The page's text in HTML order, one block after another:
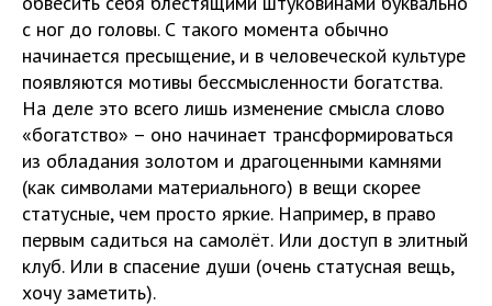
с ног до головы. С такого момента обычно
начинается пресыщение, и в человеческой культуре
появляются мотивы бессмысленности богатства.
На деле это всего лишь изменение смысла слово
«богатство» – оно начинает трансформироваться
из обладания золотом и драгоценными камнями
(как символами материального) в вещи скорее
статусные, чем просто яркие. Например, в право
первым садиться на самолёт. Или доступ в элитный
клуб. Или в спасение души (очень статусная вещь,
хочу заметить).